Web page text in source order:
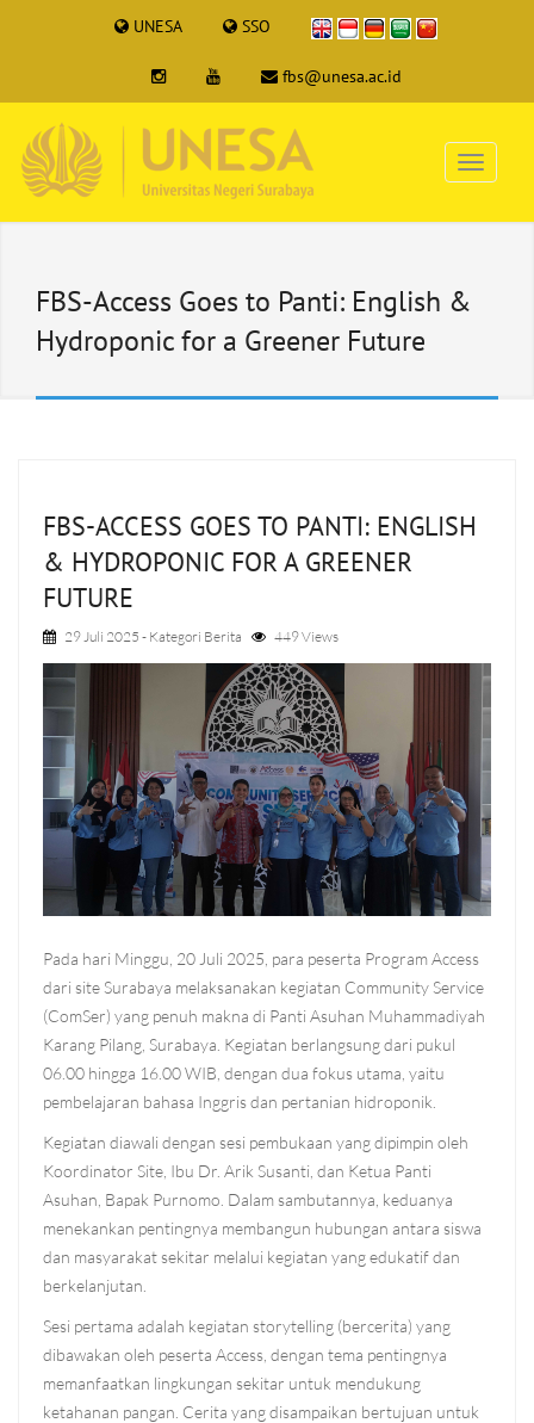
UNESA SSO
fbs@unesa.ac.id
FBS-Access Goes to Panti: English &
Hydroponic for a Greener Future
FBS-ACCESS GOES TO PANTI: ENGLISH
& HYDROPONIC FOR A GREENER
FUTURE
29 Juli 2025 - Kategori Berita 449 Views
Pada hari Minggu, 20 Juli 2025, para peserta Program Access
dari site Surabaya melaksanakan kegiatan Community Service
(ComSer) yang penuh makna di Panti Asuhan Muhammadiyah
Karang Pilang, Surabaya. Kegiatan berlangsung dari pukul
06.00 hingga 16.00 WIB, dengan dua fokus utama, yaitu
pembelajaran bahasa Inggris dan pertanian hidroponik.
Kegiatan diawali dengan sesi pembukaan yang dipimpin oleh
Koordinator Site, Ibu Dr. Arik Susanti, dan Ketua Panti
Asuhan, Bapak Purnomo. Dalam sambutannya, keduanya
menekankan pentingnya membangun hubungan antara siswa
dan masyarakat sekitar melalui kegiatan yang edukatif dan
berkelanjutan.
Sesi pertama adalah kegiatan storytelling (bercerita) yang
dibawakan oleh peserta Access, dengan tema pentingnya
memanfaatkan lingkungan sekitar untuk mendukung
ketahanan pangan. Cerita yang disampaikan bertujuan untuk